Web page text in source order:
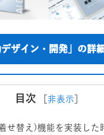
デザイン・開発」の詳
目次 非表示
せ替え)機能を実装した